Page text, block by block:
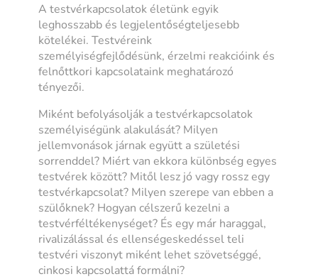
A testvérkapcsolatok életünk egyik
leghosszabb és legjelentőségteljesebb
kötelékei. Testvéreink
személyiségfejlődésünk, érzelmi reakcióink és
felnőttkori kapcsolataink meghatározó
tényezői.
Miként befolyásolják a testvérkapcsolatok
személyiségünk alakulását? Milyen
jellemvonások járnak együtt a születési
sorrenddel? Miért van ekkora különbség egyes
testvérek között? Mitől lesz jó vagy rossz egy
testvérkapcsolat? Milyen szerepe van ebben a
szülőknek? Hogyan célszerű kezelni a
testvérféltékenységet? És egy már haraggal,
rivalizálással és ellenségeskedéssel teli
testvéri viszonyt miként lehet szövetséggé,
cinkosi kapcsolattá formálni?